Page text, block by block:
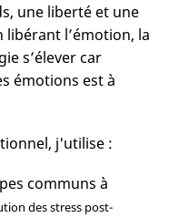
une liberté et une
libérant l’émotion, la
s’élever car
émotions est à
j'utilise :
communs à
des stress post-